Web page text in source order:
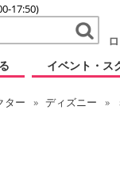
17:50)
イベント・ス
ター ディズニー